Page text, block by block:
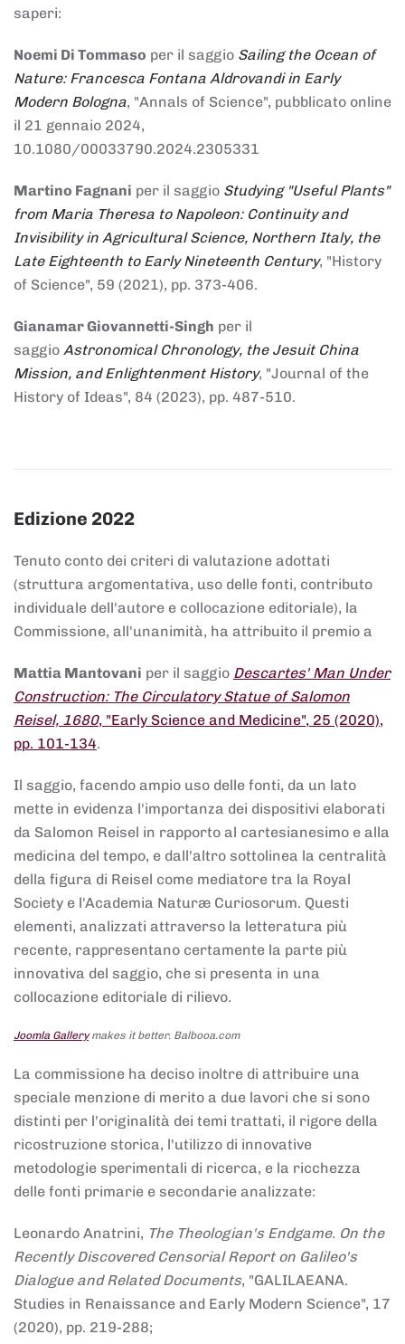
saperi:
Noemi Di Tommaso per il saggio Sailing the Ocean of
Nature: Francesca Fontana Aldrovandi in Early
Modern Bologna, "Annals of Science", pubblicato online
il 21 gennaio 2024,
10.1080/00033790.2024.2305331
Martino Fagnani per il saggio Studying "Useful Plants"
from Maria Theresa to Napoleon: Continuity and
Invisibility in Agricultural Science, Northern Italy, the
Late Eighteenth to Early Nineteenth Century, "History
of Science", 59 (2021), pp. 373-406.
Gianamar Giovannetti-Singh per il
saggio Astronomical Chronology, the Jesuit China
Mission, and Enlightenment History, "Journal of the
History of Ideas", 84 (2023), pp. 487-510.
Edizione 2022
Tenuto conto dei criteri di valutazione adottati
(struttura argomentativa, uso delle fonti, contributo
individuale dell'autore e collocazione editoriale), la
Commissione, all'unanimità, ha attribuito il premio a
Mattia Mantovani per il saggio Descartes' Man Under
Construction: The Circulatory Statue of Salomon
Reisel, 1680, "Early Science and Medicine", 25 (2020),
pp. 101-134.
Il saggio, facendo ampio uso delle fonti, da un lato
mette in evidenza l'importanza dei dispositivi elaborati
da Salomon Reisel in rapporto al cartesianesimo e alla
medicina del tempo, e dall'altro sottolinea la centralità
della figura di Reisel come mediatore tra la Royal
Society e l'Academia Naturæ Curiosorum. Questi
elementi, analizzati attraverso la letteratura più
recente, rappresentano certamente la parte più
innovativa del saggio, che si presenta in una
collocazione editoriale di rilievo.
Joomla Gallerymakes it better. Balbooa.com
La commissione ha deciso inoltre di attribuire una
speciale menzione di merito a due lavori che si sono
distinti per l'originalità dei temi trattati, il rigore della
ricostruzione storica, l'utilizzo di innovative
metodologie sperimentali di ricerca, e la ricchezza
delle fonti primarie e secondarie analizzate:
Leonardo Anatrini, The Theologian's Endgame. On the
Recently Discovered Censorial Report on Galileo's
Dialogue and Related Documents, "GALILAEANA.
Studies in Renaissance and Early Modern Science", 17
(2020), pp. 219-288;